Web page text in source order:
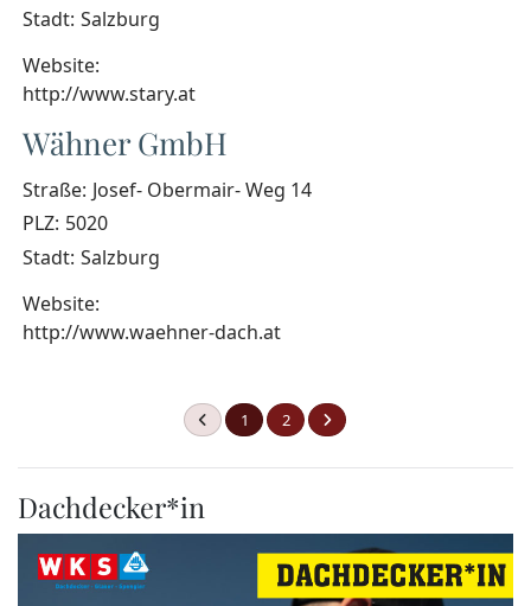
Stadt: Salzburg
Website:
http://www.stary.at
Wähner GmbH
Straße: Josef- Obermair- Weg 14
PLZ: 5020
Stadt: Salzburg
Website:
http://www.waehner-dach.at
1 2
Dachdecker*in